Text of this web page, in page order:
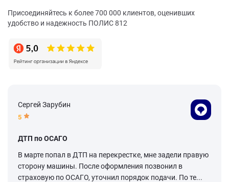
Присоединяйтесь к более 700 000 клиентов, оценивших
удобство и надежность ПОЛИС 812
Сергей Зарубин
5
ДТП по ОСАГО
В марте попал в ДТП на перекрестке, мне задели правую
сторону машины. После оформления позвонил в
страховую по ОСАГО, уточнил порядок подачи. По те...